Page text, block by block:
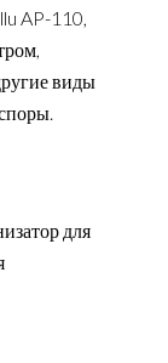
AP-110,
виды
для